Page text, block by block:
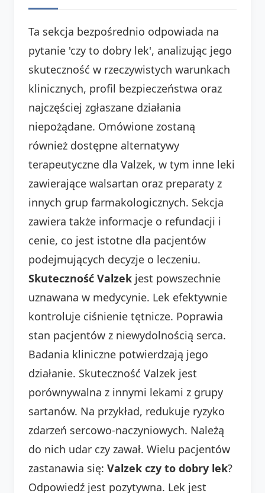
Ta sekcja bezpośrednio odpowiada na
pytanie 'czy to dobry lek', analizując jego
skuteczność w rzeczywistych warunkach
klinicznych, profil bezpieczeństwa oraz
najczęściej zgłaszane działania
niepożądane. Omówione zostaną
również dostępne alternatywy
terapeutyczne dla Valzek, w tym inne leki
zawierające walsartan oraz preparaty z
innych grup farmakologicznych. Sekcja
zawiera także informacje o refundacji i
cenie, co jest istotne dla pacjentów
podejmujących decyzje o leczeniu.
Skuteczność Valzek jest powszechnie
uznawana w medycynie. Lek efektywnie
kontroluje ciśnienie tętnicze. Poprawia
stan pacjentów z niewydolnością serca.
Badania kliniczne potwierdzają jego
działanie. Skuteczność Valzek jest
porównywalna z innymi lekami z grupy
sartanów. Na przykład, redukuje ryzyko
zdarzeń sercowo-naczyniowych. Należą
do nich udar czy zawał. Wielu pacjentów
zastanawia się: Valzek czy to dobry lek?
Odpowiedź jest pozytywna. Lek jest